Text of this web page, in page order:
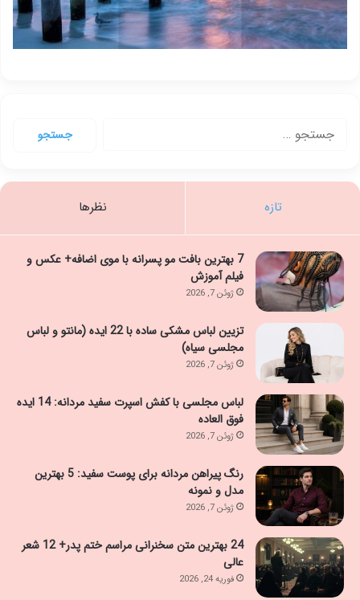
تازه نظرها
7 بهترین بافت مو پسرانه با موی اضافه+ عکس و
فیلم آموزش
ژوئن 7, 2026
تزیین لباس مشکی ساده با 22 ایده (مانتو و لباس
مجلسی سیاه)
ژوئن 7, 2026
لباس مجلسی با کفش اسپرت سفید مردانه: 14 ایده
فوق العاده
ژوئن 7, 2026
رنگ پیراهن مردانه برای پوست سفید: 5 بهترین
مدل و نمونه
ژوئن 7, 2026
24 بهترین متن سخنرانی مراسم ختم پدر+ 12 شعر
عالی
فوریه 24, 2026